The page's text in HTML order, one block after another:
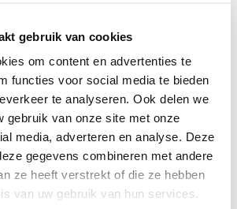
gebruik van cookies
om content en advertenties te
functies voor social media te bieden
te analyseren. Ook delen we
gebruik van onze site met onze
media, adverteren en analyse. Deze
gegevens combineren met andere
ze heeft verstrekt of die ze hebben
van uw gebruik van hun services.